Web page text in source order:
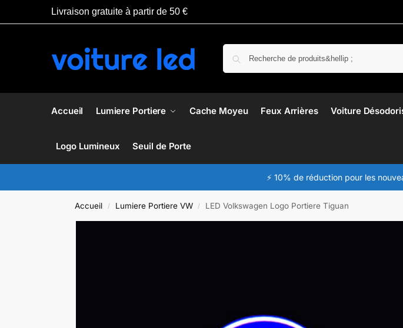
Livraison gratuite à partir de 50 €
Accueil Lumiere Portiere Cache Moyeu Feux Arrières Voiture
Logo Lumineux Seuil de Porte
⚡ 10% de réduction pour les
Accueil / Lumiere Portiere VW / LED Volkswagen Logo Portiere Tiguan